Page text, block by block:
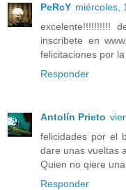
PeRcY miércoles,
excelente!!!!!!!!!!
inscribete en
felicitaciones por
Responder
Antolín Prieto
felicidades por el
dare unas vueltas
Quien no qiere
Responder